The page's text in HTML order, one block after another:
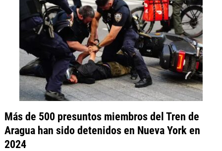
Más de 500 presuntos miembros del Tren de
Aragua han sido detenidos en Nueva York en
2024